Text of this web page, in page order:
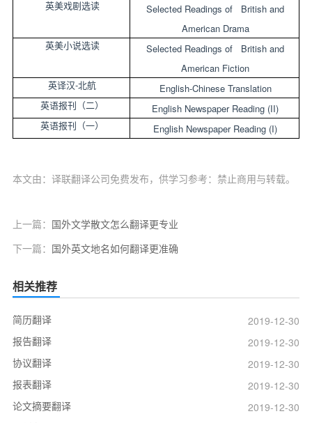
英美戏剧选读
Selected Readings of British and
American Drama
英美小说选读
Selected Readings of British and
American Fiction
英译汉-北航 English-Chinese Translation
英语报刊（二） English Newspaper Reading (II)
英语报刊（一） English Newspaper Reading (I)
本文由：译联翻译公司免费发布，供学习参考：禁止商用与转载。
上一篇： 国外文学散文怎么翻译更专业
下一篇： 国外英文地名如何翻译更准确
相关推荐
简历翻译
2019-12-30
报告翻译
2019-12-30
协议翻译
2019-12-30
报表翻译
2019-12-30
论文摘要翻译
2019-12-30